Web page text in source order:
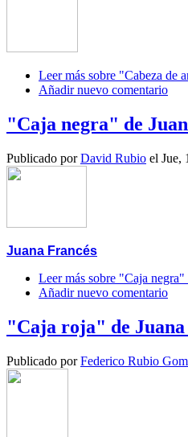
Leer más sobre "Cabeza de
Añadir nuevo comentario
"Caja negra" de
Publicado porDavid Rubio el Jue,
Juana Francés
Leer más sobre "Caja negra"
Añadir nuevo comentario
"Caja roja" de Juana
Publicado porFederico Rubio